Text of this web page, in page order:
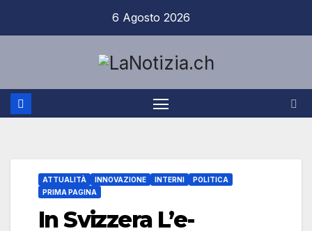
6 Agosto 2026
ATTUALITÀ INNOVAZIONE INTERNI
POLITICA
PRIMA PAGINA
In Svizzera L’e-